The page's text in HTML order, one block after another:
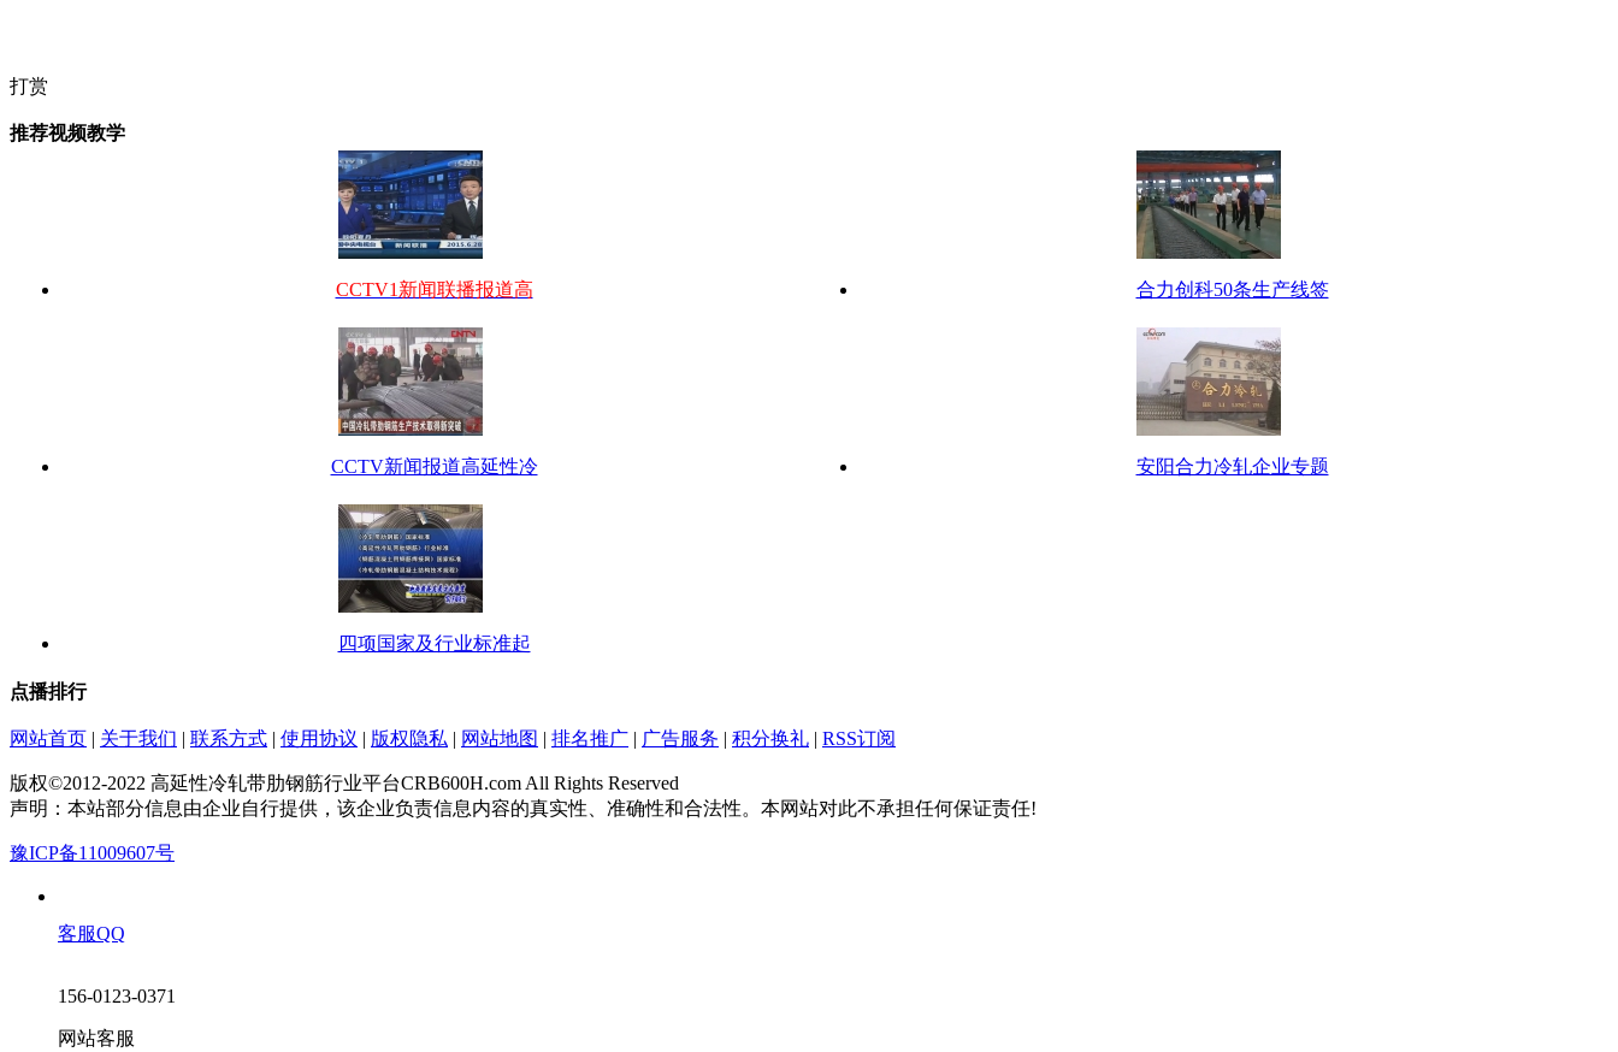
打赏
推荐视频教学
CCTV1新闻联播报道高 合力创科50条生产线签
CCTV新闻报道高延性冷 安阳合力冷轧企业专题
四项国家及行业标准起
点播排行
网站首页 | 关于我们 | 联系方式 | 使用协议 | 版权隐私 | 网站地图 | 排名推广 | 广告服务 | 积分换礼 | RSS订阅
版权©2012-2022 高延性冷轧带肋钢筋行业平台CRB600H.com All Rights Reserved
声明：本站部分信息由企业自行提供，该企业负责信息内容的真实性、准确性和合法性。本网站对此不承担任何保证责任!
豫ICP备11009607号
客服QQ
156-0123-0371
网站客服